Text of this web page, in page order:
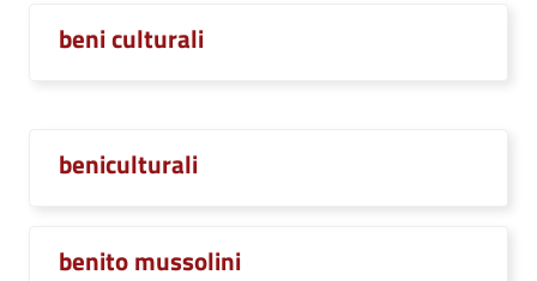
beni culturali
beniculturali
benito mussolini